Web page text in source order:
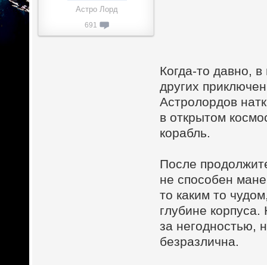
Когда-то давно,
других
Астролордов
в открытом
корабль.
После
не способен
то каким то
глубине
за негодностью,
безразлична.
Астро Лорд
691